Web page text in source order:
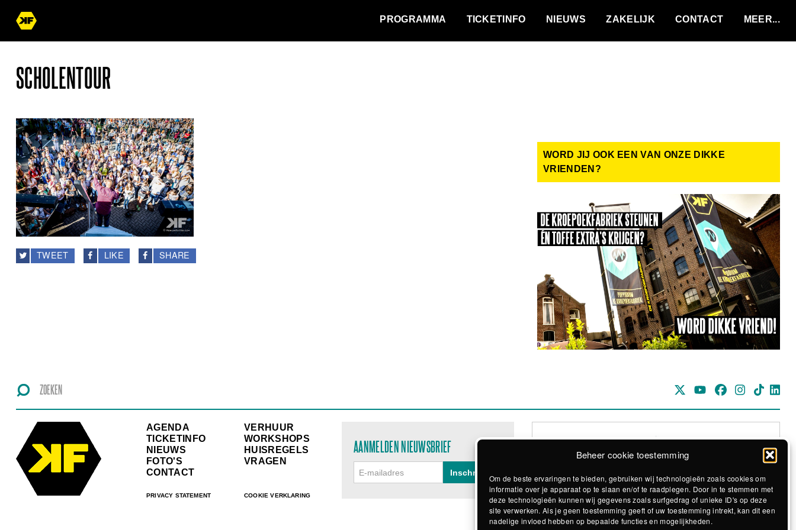
Beheer cookie toestemming
Om de beste ervaringen te bieden, gebruiken wij technologieën zoals cookies om
informatie over je apparaat op te slaan en/of te raadplegen. Door in te stemmen met
deze technologieën kunnen wij gegevens zoals surfgedrag of unieke ID's op deze
site verwerken. Als je geen toestemming geeft of uw toestemming intrekt, kan dit een
nadelige invloed hebben op bepaalde functies en mogelijkheden.
PROGRAMMA TICKETINFO NIEUWS ZAKELIJK CONTACT
SCHOLENTOUR
TWEET LIKE SHARE
WORD JIJ OOK EEN VAN ONZE DIKKE
VRIENDEN?
AGENDA
TICKETINFO
NIEUWS
FOTO'S
CONTACT
PRIVACY STATEMENT
VERHUUR
WORKSHOPS
HUISREGELS
VRAGEN
COOKIE VERKLARING
AANMELDEN NIEUWSBRIEF
Realisatie The MindOffice